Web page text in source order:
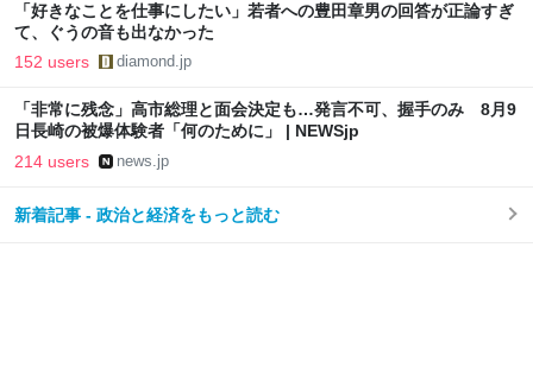
「好きなことを仕事にしたい」若者への豊田章男の回答が正論すぎ
て、ぐうの音も出なかった
152 users diamond.jp
「非常に残念」高市総理と面会決定も…発言不可、握手のみ 8月9
日長崎の被爆体験者「何のために」 | NEWSjp
214 users news.jp
新着記事 - 政治と経済をもっと読む